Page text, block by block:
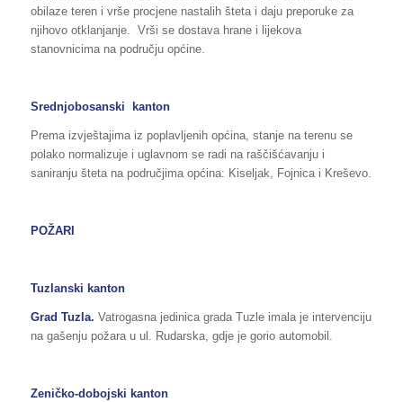
obilaze teren i vrše procjene nastalih šteta i daju preporuke za
njihovo otklanjanje. Vrši se dostava hrane i lijekova
stanovnicima na području općine.
Srednjobosanski kanton
Prema izvještajima iz poplavljenih općina, stanje na terenu se
polako normalizuje i uglavnom se radi na raščišćavanju i
saniranju šteta na područjima općina: Kiseljak, Fojnica i Kreševo.
POŽARI
Tuzlanski kanton
Grad Tuzla. Vatrogasna jedinica grada Tuzle imala je intervenciju
na gašenju požara u ul. Rudarska, gdje je gorio automobil.
Zeničko-dobojski kanton